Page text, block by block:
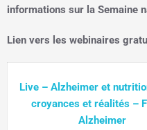
informations sur la Semaine
Lien vers les webinaires
Live – Alzheimer et
croyances et réalités –
Alzheimer